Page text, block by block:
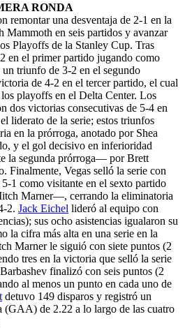
RONDA
remontar una desventaja de 2-1 en la
Mammoth en seis partidos y avanzar
Playoffs de la Stanley Cup. Tras
en el primer partido jugando como
triunfo de 3-2 en el segundo
de 4-2 en el tercer partido, el cual
playoffs en el Delta Center. Los
dos victorias consecutivas de 5-4 en
liderato de la serie; estos triunfos
en la prórroga, anotado por Shea
y el gol decisivo en inferioridad
la segunda prórroga— por Brett
Finalmente, Vegas selló la serie con
1 como visitante en el sexto partido
Marner—, cerrando la eliminatoria
2. Jack Eichel lideró al equipo con
sus ocho asistencias igualaron su
la cifra más alta en una serie en la
Marner le siguió con siete puntos (2
tres en la victoria que selló la serie
finalizó con seis puntos (2
al menos un punto en cada uno de
detuvo 149 disparos y registró un
(GAA) de 2.22 a lo largo de las cuatro